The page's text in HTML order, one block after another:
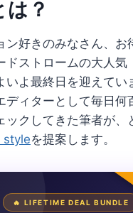
は？
ン好きのみなさん、お
ドストロームの大人気
いよ最終日を迎えてい
ディターとして毎日何
ックしてきた筆者が、
styleを提案します。
🔥 LIFETIME DEAL BUNDLE